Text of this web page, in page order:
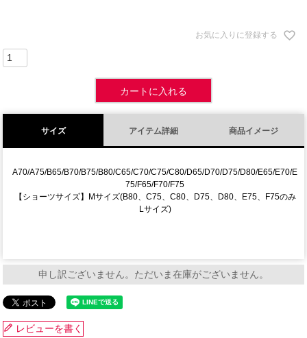
お気に入りに登録する
カートに入れる
サイズ アイテム詳細 商品イメージ
A70/A75/B65/B70/B75/B80/C65/C70/C75/C80/D65/D70/D75/D80/E65/E70/E
75/F65/F70/F75
【ショーツサイズ】Mサイズ(B80、C75、C80、D75、D80、E75、F75のみ
Lサイズ)
申し訳ございません。ただいま在庫がございません。
レビューを書く